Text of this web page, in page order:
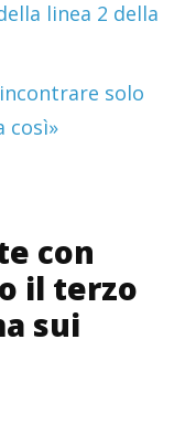
linea 2 della
incontrare solo
così»
con
il terzo
sui